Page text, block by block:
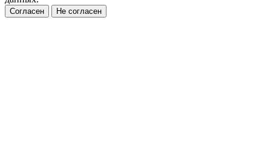
Согласен Не согласен